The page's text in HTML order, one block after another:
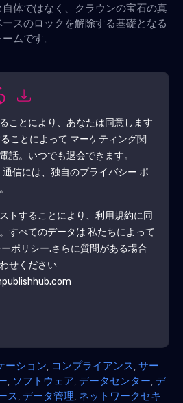
体ではなく、クラウンの宝石の真
スのロックを解除する基礎となる
ムです。
ことにより、あなたは同意します
ことによって マーケティング関
話。いつでも退会できます。
信には、独自のプライバシー ポ
トすることにより、利用規約に同
すべてのデータは 私たちによって
ポリシー.さらに質問がある場合
せください
ーション コンプライアンス サー
ソフトウェア データセンター デ
ス データ管理 ネットワークセキ